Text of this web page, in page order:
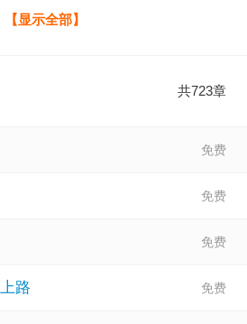
修炼成仙目标相同。特殊灵根、稀
【显示全部】
共723章
路